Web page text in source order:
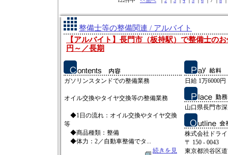
整備士等の整備関連 / アルバイト
【アルバイト】長門市（板持駅）で整備士の
円～／長期
ガソリンスタンドでの整備業務
オイル交換やタイヤ交換等の整備業務
◆1日の流れ：オイル交換やタイヤ交換
等
◆商品種類：整備
◆体力：2／自動車整備でタ...
続きを見
日給 1万6000円
山口県長門市
株式会社ドラ
〒 150 - 0043
東京都渋谷区